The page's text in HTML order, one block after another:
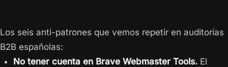
Los seis anti-patrones que vemos repetir en auditorías
B2B españolas:
No tener cuenta en Brave Webmaster Tools. El